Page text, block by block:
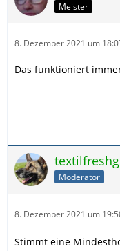
Meister
8. Dezember 2021 um
Das funktioniert
Moderator
8. Dezember 2021 um
Stimmt eine